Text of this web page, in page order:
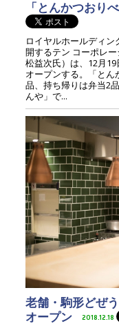
「とんかつおり
ロイヤルホールディ
開するテン コーポレ
松益次氏）は、12月
オープンする。「と
品、持ち帰りは弁当2
んや」で...
老舗・駒形どぜ
オープン
2018.12.18